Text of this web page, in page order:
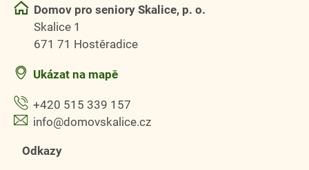
Domov pro seniory Skalice, p. o.
Skalice 1
671 71 Hostěradice
Ukázat na mapě
+420 515 339 157
info@domovskalice.cz
Odkazy